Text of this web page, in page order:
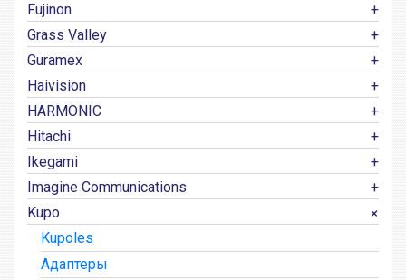
Fujinon
Grass Valley
Guramex
Haivision
HARMONIC
Hitachi
Ikegami
Imagine Communications
Kupo
Kupoles
Адаптеры